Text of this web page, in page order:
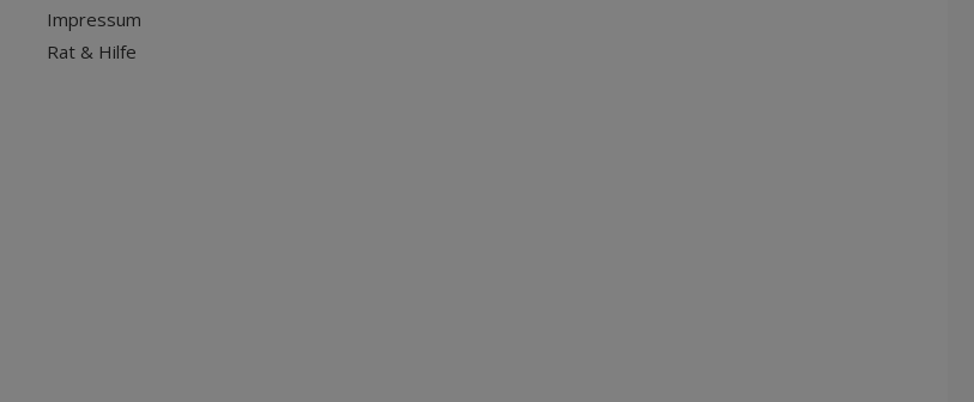
Impressum
Rat & Hilfe